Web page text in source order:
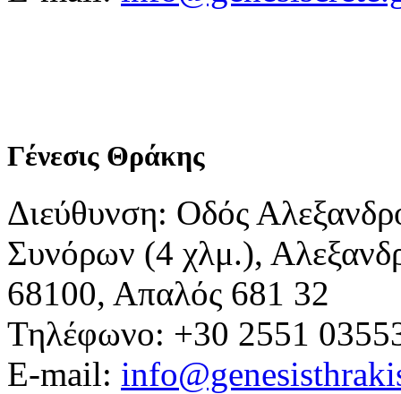
Γένεσις Θράκης
Διεύθυνση: Οδός
Συνόρων (4 χλμ.),
68100, Απαλός 681 32
Τηλέφωνο: +30 2551
E-mail: